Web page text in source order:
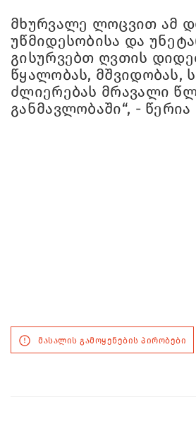
მხურვალე ლოცვით ამ
უწმიდესობისა და
გისურვებთ ღვთის
წყალობას, მშვიდობას,
ძლიერებას მრავალი
განმავლობაში“, -
მასალის გამოყენების პირობები